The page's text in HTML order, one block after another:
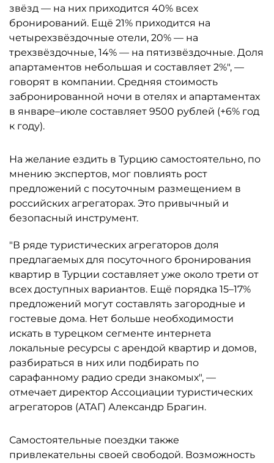
звёзд — на них приходится 40% всех
бронирований. Ещё 21% приходится на
четырехзвёздочные отели, 20% — на
трехзвёздочные, 14% — на пятизвёздочные. Доля
апартаментов небольшая и составляет 2%", —
говорят в компании. Средняя стоимость
забронированной ночи в отелях и апартаментах
в январе–июле составляет 9500 рублей (+6% год
к году).
На желание ездить в Турцию самостоятельно, по
мнению экспертов, мог повлиять рост
предложений с посуточным размещением в
российских агрегаторах. Это привычный и
безопасный инструмент.
"В ряде туристических агрегаторов доля
предлагаемых для посуточного бронирования
квартир в Турции составляет уже около трети от
всех доступных вариантов. Ещё порядка 15–17%
предложений могут составлять загородные и
гостевые дома. Нет больше необходимости
искать в турецком сегменте интернета
локальные ресурсы с арендой квартир и домов,
разбираться в них или подбирать по
сарафанному радио среди знакомых", —
отмечает директор Ассоциации туристических
агрегаторов (АТАГ) Александр Брагин.
Самостоятельные поездки также
привлекательны своей свободой. Возможность